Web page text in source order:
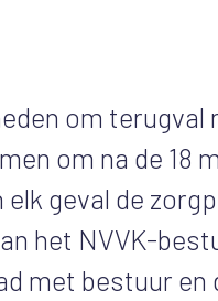
om terugval
om na de 18
geval de
het NVVK-
met bestuur en